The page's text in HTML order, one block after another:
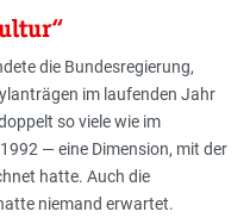
die Bundesregierung,
im laufenden Jahr
so viele wie im
— eine Dimension, mit der
hatte. Auch die
niemand erwartet.